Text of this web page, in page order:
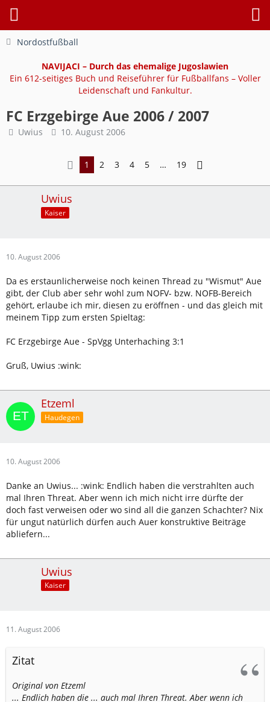
Nordostfußball
NAVIJACI – Durch das ehemalige Jugoslawien
Ein 612-seitiges Buch und Reiseführer für Fußballfans – Voller
Leidenschaft und Fankultur.
FC Erzgebirge Aue 2006 / 2007
Uwius 10. August 2006
1 2 3 4 5 … 19
Uwius
Kaiser
10. August 2006
Da es erstaunlicherweise noch keinen Thread zu "Wismut" Aue
gibt, der Club aber sehr wohl zum NOFV- bzw. NOFB-Bereich
gehört, erlaube ich mir, diesen zu eröffnen - und das gleich mit
meinem Tipp zum ersten Spieltag:
FC Erzgebirge Aue - SpVgg Unterhaching 3:1
Gruß, Uwius :wink:
Etzeml
Haudegen
10. August 2006
Danke an Uwius... :wink: Endlich haben die verstrahlten auch
mal Ihren Threat. Aber wenn ich mich nicht irre dürfte der
doch fast verweisen oder wo sind all die ganzen Schachter? Nix
für ungut natürlich dürfen auch Auer konstruktive Beiträge
abliefern...
Uwius
Kaiser
11. August 2006
Zitat
Original von Etzeml
... Endlich haben die ... auch mal Ihren Threat. Aber wenn ich